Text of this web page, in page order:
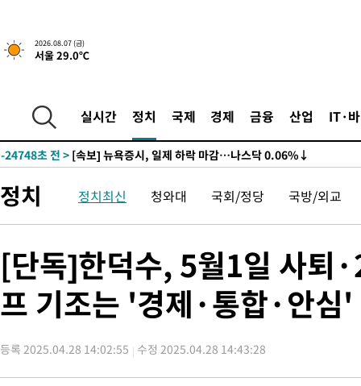
2026.08.07 (금)
서울 29.0℃
실시간 정치 국제 경제 금융 산업 IT·
-24768초 전 >[속보] 뉴욕증시, 일제 하락 마감…나스닥 0.06%↓
례 큰 폭발음
-28897초 전 >
[속보]美, 폴리실리콘 수입 규제…파생제품 15% 관세, 120일
-27048초 전 >
-24748초 전 > [속보] 뉴욕증시, 일제 하락 마감…나스닥 0.06%↓
례 큰 폭발음
-28917초 전 >
[속보]美, 폴리실리콘 수입 규제…파생제품 15% 관세, 120일
-27068초 전 >[속보]트럼프, 美 원정출산 금지 행정명령 서명
정치 정치최신 청와대 국회/정당 국방/외교
[단독]한덕수, 5월1일 사퇴
프 기조는 '경제·통합·안심'
등록 2025.04.28 14:02:55 수정 2025.04.28 14:43:28